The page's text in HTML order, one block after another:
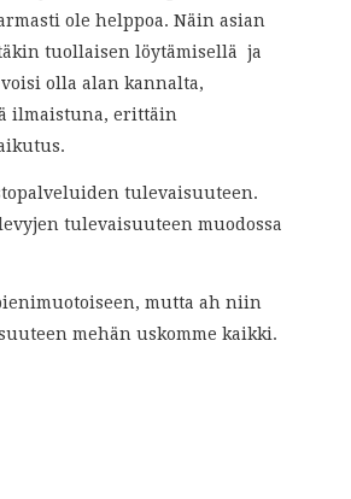
ole helppoa. Näin asian
tuollaisen löytämisellä ja
olla alan kannalta,
ilmaistuna, erittäin
tulevaisuuteen.
tulevaisuuteen muodossa
mutta ah niin
mehän uskomme kaikki.